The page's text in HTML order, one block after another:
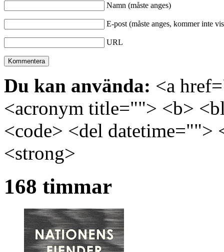
Namn (måste anges)
E-post (måste anges, kommer inte
URL
Du kan använda: <a
<acronym title=""> <b>
<code> <del
<strong>
168 timmar